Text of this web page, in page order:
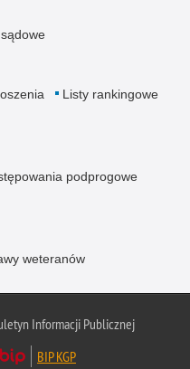
Listy rankingowe
podprogowe
weteranów
Informacji Publicznej
BIP KGP